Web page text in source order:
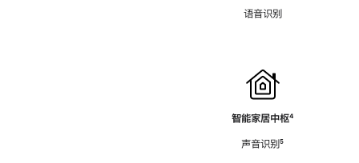
语音识别
智能家居中枢脚
⁴
声音识别脚
⁵